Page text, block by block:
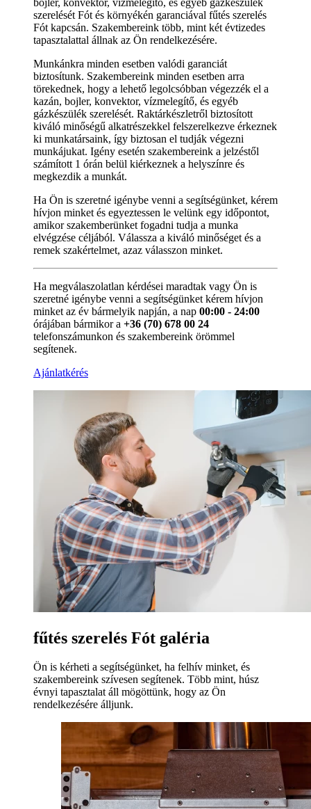
szerelését Fót és környékén garanciával fűtés szerelés
Fót kapcsán. Szakembereink több, mint két évtizedes
tapasztalattal állnak az Ön rendelkezésére.
Munkánkra minden esetben valódi garanciát
biztosítunk. Szakembereink minden esetben arra
törekednek, hogy a lehető legolcsóbban végezzék el a
kazán, bojler, konvektor, vízmelegítő, és egyéb
gázkészülék szerelését. Raktárkészletről biztosított
kiváló minőségű alkatrészekkel felszerelkezve érkeznek
ki munkatársaink, így biztosan el tudják végezni
munkájukat. Igény esetén szakembereink a jelzéstől
számított 1 órán belül kiérkeznek a helyszínre és
megkezdik a munkát.
Ha Ön is szeretné igénybe venni a segítségünket, kérem
hívjon minket és egyeztessen le velünk egy időpontot,
amikor szakemberünket fogadni tudja a munka
elvégzése céljából. Válassza a kiváló minőséget és a
remek szakértelmet, azaz válasszon minket.
Ha megválaszolatlan kérdései maradtak vagy Ön is
szeretné igénybe venni a segítségünket kérem hívjon
minket az év bármelyik napján, a nap 00:00 - 24:00
órájában bármikor a +36 (70) 678 00 24
telefonszámunkon és szakembereink örömmel
segítenek.
Ajánlatkérés
fűtés szerelés Fót galéria
Ön is kérheti a segítségünket, ha felhív minket, és
szakembereink szívesen segítenek. Több mint, húsz
évnyi tapasztalat áll mögöttünk, hogy az Ön
rendelkezésére álljunk.